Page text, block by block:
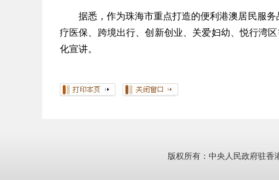
据悉，作为珠海市重点打造的便利港澳居民服务品
疗医保、跨境出行、创新创业、关爱妇幼、悦行湾
化宣讲。
版权所有：中央人民政府驻